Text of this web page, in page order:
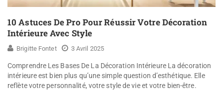
10 Astuces De Pro Pour Réussir Votre Décoration
Intérieure Avec Style
Brigitte Fontet 3 Avril 2025
Comprendre Les Bases De La Décoration Intérieure La décoration
intérieure est bien plus qu’une simple question d’esthétique. Elle
reflète votre personnalité, votre style de vie et votre bien-être.